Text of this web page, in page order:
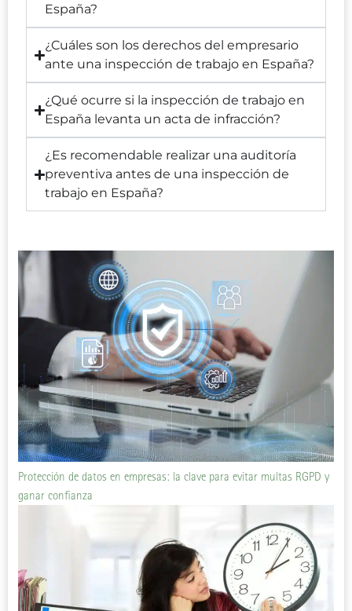
España?
¿Cuáles son los derechos del empresario
ante una inspección de trabajo en España?
¿Qué ocurre si la inspección de trabajo en
España levanta un acta de infracción?
¿Es recomendable realizar una auditoría
preventiva antes de una inspección de
trabajo en España?
Protección de datos en empresas: la clave para evitar multas RGPD y
ganar confianza